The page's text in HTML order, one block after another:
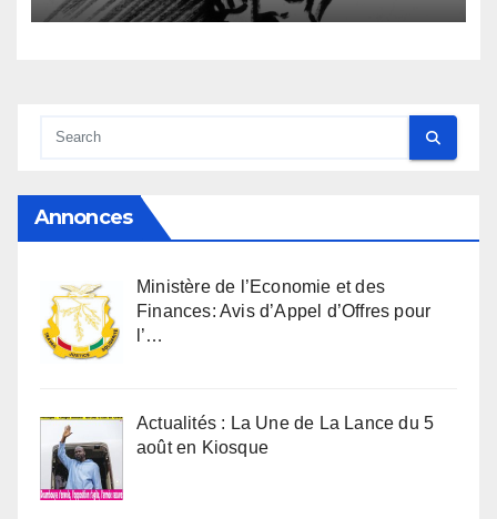
Annonces
Ministère de l’Economie et des
Finances: Avis d’Appel d’Offres pour
l’…
Actualités : La Une de La Lance du 5
août en Kiosque